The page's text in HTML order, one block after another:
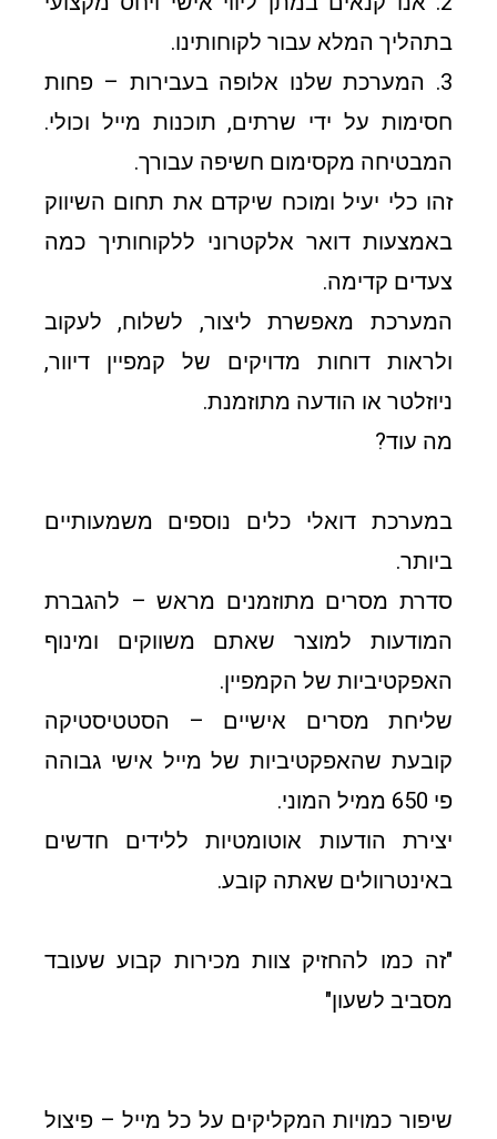
בתהליך המלא עבור לקוחותינו.
3. המערכת שלנו אלופה בעבירות – פחות
חסימות על ידי שרתים, תוכנות מייל וכולי.
המבטיחה מקסימום חשיפה עבורך.
זהו כלי יעיל ומוכח שיקדם את תחום השיווק
באמצעות דואר אלקטרוני ללקוחותיך כמה
צעדים קדימה.
המערכת מאפשרת ליצור, לשלוח, לעקוב
ולראות דוחות מדויקים של קמפיין דיוור,
ניוזלטר או הודעה מתוזמנת.
מה עוד?
במערכת דואלי כלים נוספים משמעותיים
ביותר.
סדרת מסרים מתוזמנים מראש – להגברת
המודעות למוצר שאתם משווקים ומינוף
האפקטיביות של הקמפיין.
שליחת מסרים אישיים – הסטטיסטיקה
קובעת שהאפקטיביות של מייל אישי גבוהה
פי 650 ממיל המוני.
יצירת הודעות אוטומטיות ללידים חדשים
באינטרוולים שאתה קובע.
"זה כמו להחזיק צוות מכירות קבוע שעובד
מסביב לשעון"
שיפור כמויות המקליקים על כל מייל – פיצול